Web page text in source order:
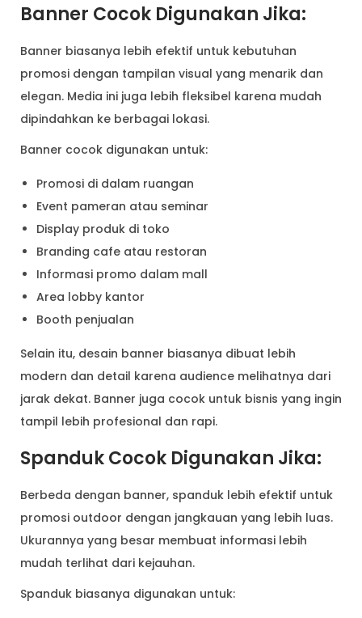
Banner Cocok Digunakan Jika:
Banner biasanya lebih efektif untuk kebutuhan
promosi dengan tampilan visual yang menarik dan
elegan. Media ini juga lebih fleksibel karena mudah
dipindahkan ke berbagai lokasi.
Banner cocok digunakan untuk:
Promosi di dalam ruangan
Event pameran atau seminar
Display produk di toko
Branding cafe atau restoran
Informasi promo dalam mall
Area lobby kantor
Booth penjualan
Selain itu, desain banner biasanya dibuat lebih
modern dan detail karena audience melihatnya dari
jarak dekat. Banner juga cocok untuk bisnis yang ingin
tampil lebih profesional dan rapi.
Spanduk Cocok Digunakan Jika:
Berbeda dengan banner, spanduk lebih efektif untuk
promosi outdoor dengan jangkauan yang lebih luas.
Ukurannya yang besar membuat informasi lebih
mudah terlihat dari kejauhan.
Spanduk biasanya digunakan untuk: